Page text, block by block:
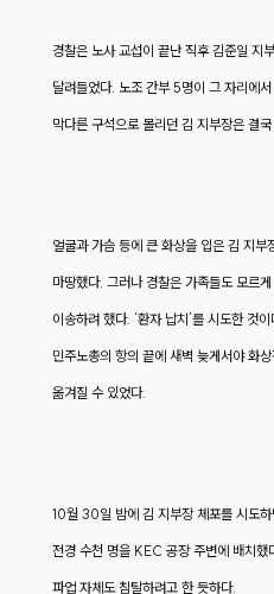
경찰은 노사 교섭이 끝난 직후 김준일 지
달려들었다. 노조 간부 5명이 그 자리에
막다른 구석으로 몰리던 김 지부장은 결
얼굴과 가슴 등에 큰 화상을 입은 김 지부
마땅했다. 그러나 경찰은 가족들도 모르
이송하려 했다. ‘환자 납치’를 시도한 것
민주노총의 항의 끝에 새벽 늦게서야 화
옮겨질 수 있었다.
10월 30일 밤에 김 지부장 체포를 시도
전경 수천 명을 KEC 공장 주변에 배치했
파업 자체도 침탈하려고 한 듯하다.